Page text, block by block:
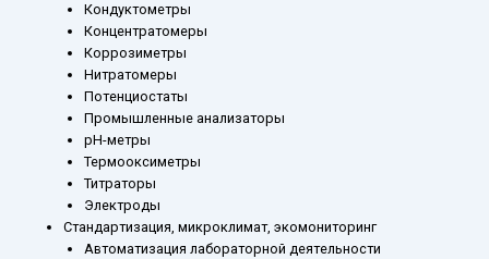
Кондуктометры
Концентратомеры
Коррозиметры
Нитратомеры
Потенциостаты
Промышленные анализаторы
рН-метры
Термооксиметры
Титраторы
Электроды
Стандартизация, микроклимат, экомониторинг
Автоматизация лабораторной деятельности